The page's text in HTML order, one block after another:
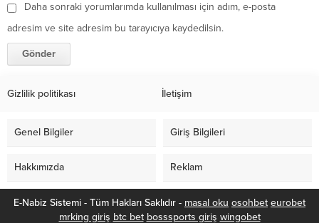
Daha sonraki yorumlarımda kullanılması için adım, e-posta
adresim ve site adresim bu tarayıcıya kaydedilsin.
Gizlilik politikası İletişim
Genel Bilgiler Giriş Bilgileri
Hakkımızda Reklam
E-Nabiz Sistemi - Tüm Hakları Saklıdır - masal oku osohbet eurobet
mrking giriş btc bet bosssports giriş wingobet